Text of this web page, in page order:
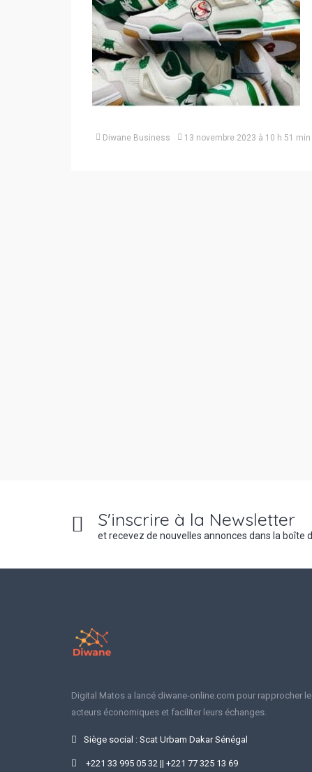
Diwane Business 13 novembre 2023 à 10 h 51 min
S'inscrire à la Newsletter
et recevez de nouvelles annonces dans la boîte
Digital Matos a lancé diwane-online.com pour rapprocher
acteurs économiques et faciliter leurs échanges.
Siège social : Scat Urbam Dakar Sénégal
+221 33 995 05 32 || +221 77 325 13 69